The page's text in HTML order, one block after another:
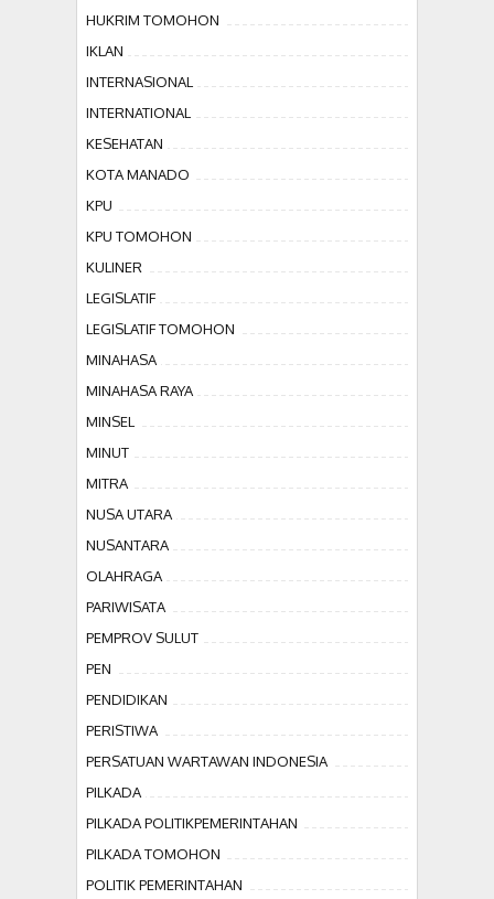
HUKRIM TOMOHON
IKLAN
INTERNASIONAL
INTERNATIONAL
KESEHATAN
KOTA MANADO
KPU
KPU TOMOHON
KULINER
LEGISLATIF
LEGISLATIF TOMOHON
MINAHASA
MINAHASA RAYA
MINSEL
MINUT
MITRA
NUSA UTARA
NUSANTARA
OLAHRAGA
PARIWISATA
PEMPROV SULUT
PEN
PENDIDIKAN
PERISTIWA
PERSATUAN WARTAWAN INDONESIA
PILKADA
PILKADA POLITIKPEMERINTAHAN
PILKADA TOMOHON
POLITIK PEMERINTAHAN